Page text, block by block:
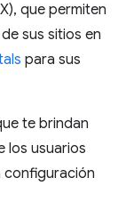
que permiten
sus sitios en
para sus
te brindan
los usuarios
configuración